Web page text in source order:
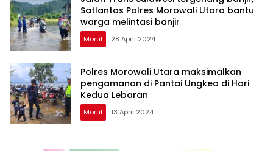
Satlantas Polres Morowali Utara bantu
warga melintasi banjir
Morut 28 April 2024
Polres Morowali Utara maksimalkan
pengamanan di Pantai Ungkea di Hari
Kedua Lebaran
Morut 13 April 2024